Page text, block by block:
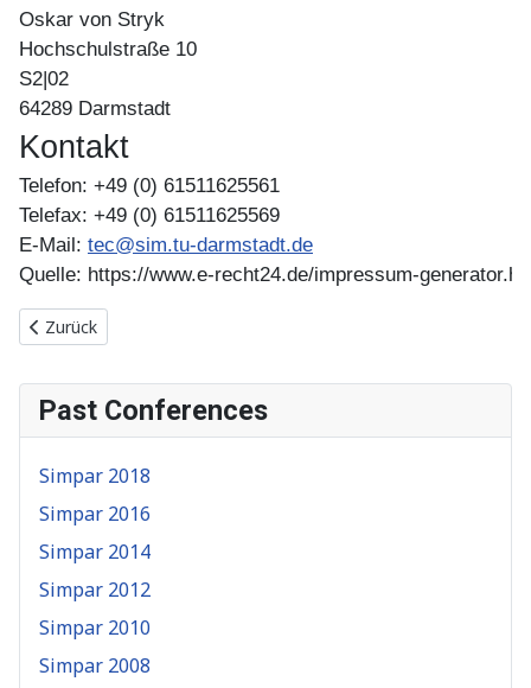
Oskar von Stryk
Hochschulstraße 10
S2|02
64289 Darmstadt
Kontakt
Telefon: +49 (0) 61511625561
Telefax: +49 (0) 61511625569
E-Mail: tec@sim.tu-darmstadt.de
Quelle: https://www.e-recht24.de/impressum-
Vorheriger Beitrag: Start
Zurück
Past Conferences
Simpar 2018
Simpar 2016
Simpar 2014
Simpar 2012
Simpar 2010
Simpar 2008